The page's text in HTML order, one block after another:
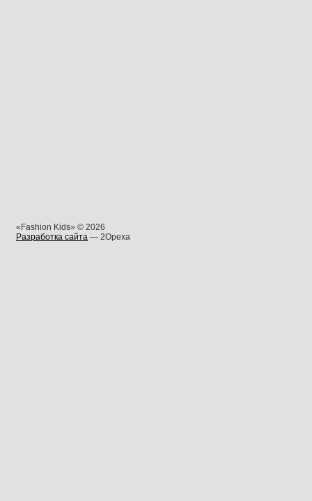
«Fashion Kids» © 2026
Разработка сайта — 2Opexa